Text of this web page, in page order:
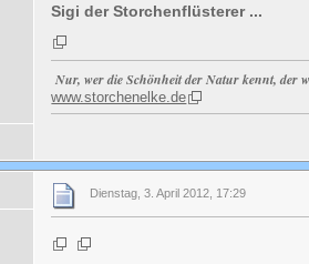
Sigi der Storchenflüsterer ...
Nur, wer die Schönheit der Natur kennt,
www.storchenelke.de
Dienstag, 3. April 2012, 17:29